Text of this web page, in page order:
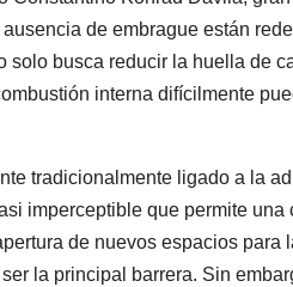
de embrague están
solo busca reducir la huella de
interna difícilmente
tradicionalmente ligado a la
imperceptible que permite
de nuevos espacios
la principal barrera. Sin